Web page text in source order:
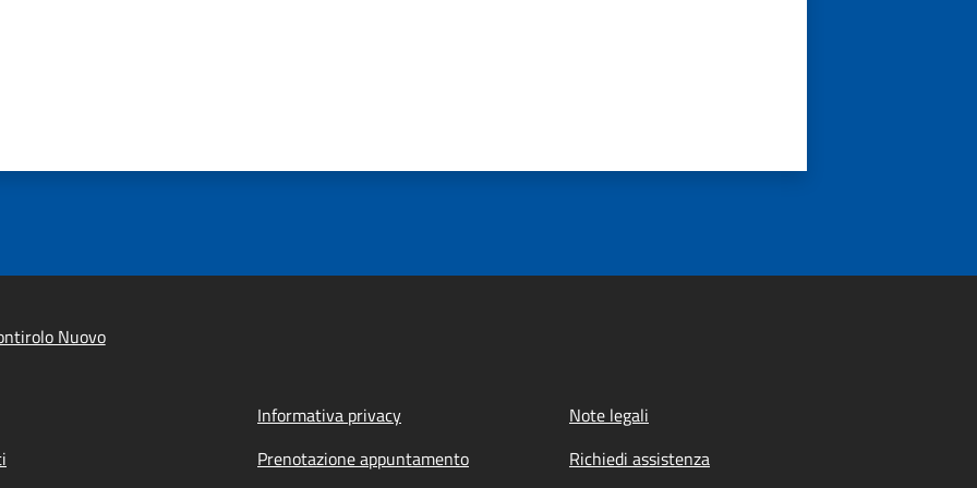
Nuovo
Informativa privacy
Note legali
Prenotazione appuntamento Richiedi assistenza